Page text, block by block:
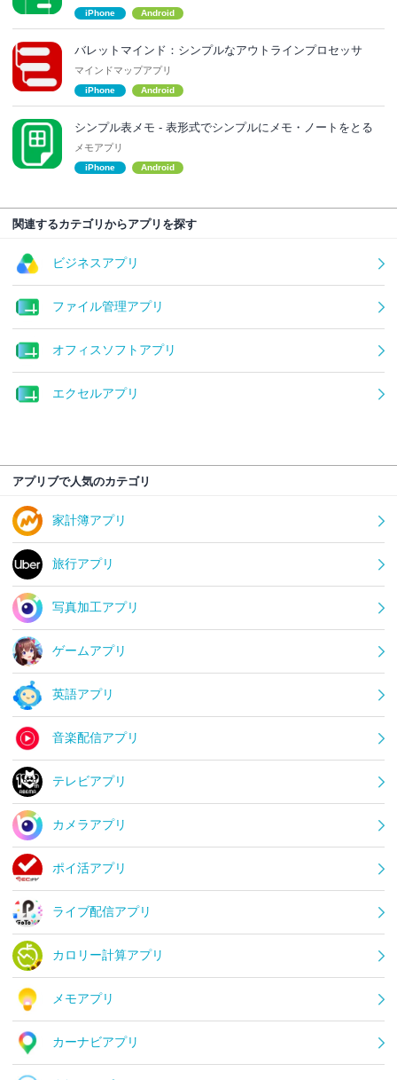
iPhone Android
バレットマインド：シンプルなアウトラインプロセッサ
マインドマップアプリ
iPhone Android
シンプル表メモ - 表形式でシンプルにメモ・ノートをとる
メモアプリ
iPhone Android
関連するカテゴリからアプリを探す
ビジネスアプリ
ファイル管理アプリ
オフィスソフトアプリ
エクセルアプリ
アプリブで人気のカテゴリ
家計簿アプリ
旅行アプリ
写真加工アプリ
ゲームアプリ
英語アプリ
音楽配信アプリ
テレビアプリ
カメラアプリ
ポイ活アプリ
ライブ配信アプリ
カロリー計算アプリ
メモアプリ
カーナビアプリ